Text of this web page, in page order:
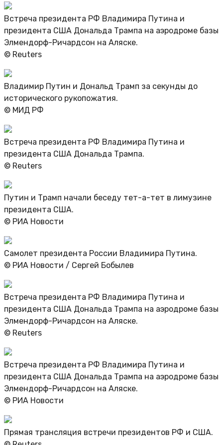
Встреча президента РФ Владимира Путина и
президента США Дональда Трампа на аэродроме базы
Элмендорф-Ричардсон на Аляске.
© Reuters
Владимир Путин и Дональд Трамп за секунды до
исторического рукопожатия.
© МИД РФ
Встреча президента РФ Владимира Путина и
президента США Дональда Трампа.
© Reuters
Путин и Трамп начали беседу тет-а-тет в лимузине
президента США.
© РИА Новости
Самолет президента России Владимира Путина.
© РИА Новости / Сергей Бобылев
Встреча президента РФ Владимира Путина и
президента США Дональда Трампа на аэродроме базы
Элмендорф-Ричардсон на Аляске.
© Reuters
Встреча президента РФ Владимира Путина и
президента США Дональда Трампа на аэродроме базы
Элмендорф-Ричардсон на Аляске.
© РИА Новости
Прямая трансляция встречи президентов РФ и США.